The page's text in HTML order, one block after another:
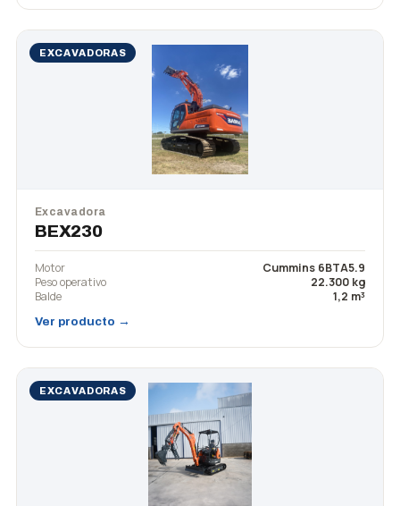
EXCAVADORAS
Excavadora
BEX230
Motor
Cummins 6BTA5.9
Peso operativo
22.300 kg
Balde
1,2 m³
Ver producto →
EXCAVADORAS